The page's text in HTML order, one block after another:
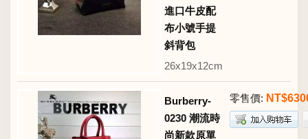
進口牛皮配
布小號手提
斜背包
26x19x12cm
Burberry-
0230 潮流時
尚新款原單
零售價: